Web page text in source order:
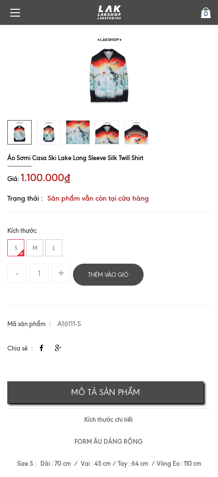
0
Áo Sơmi Casa Ski Lake Long Sleeve Silk Twill Shirt
Giá: 1.100.000₫
Trạng thái : Sản phẩm vẫn còn tại cửa hàng
Kích thước
S M L
THÊM VÀO GIỎ
Mã sản phẩm A16111-S
Chia sẻ
MÔ TẢ SẢN PHẨM
Kích thước chi tiết
FORM ÂU DÁNG RỘNG
Size S : Dài : 70 cm / Vai : 45 cm / Tay : 64 cm / Vòng Eo : 110 cm